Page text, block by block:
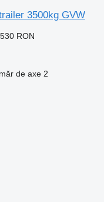
3500kg GVW
RON
de axe 2